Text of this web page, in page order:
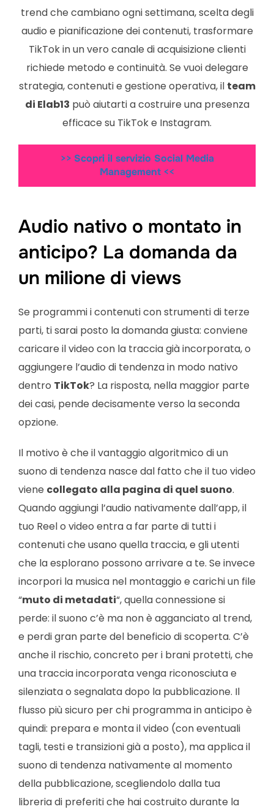
trend che cambiano ogni settimana, scelta degli
audio e pianificazione dei contenuti, trasformare
TikTok in un vero canale di acquisizione clienti
richiede metodo e continuità. Se vuoi delegare
strategia, contenuti e gestione operativa, il team
di Elab13 può aiutarti a costruire una presenza
efficace su TikTok e Instagram.
>> Scopri il servizio Social Media
Management <<
Audio nativo o montato in
anticipo? La domanda da
un milione di views
Se programmi i contenuti con strumenti di terze
parti, ti sarai posto la domanda giusta: conviene
caricare il video con la traccia già incorporata, o
aggiungere l’audio di tendenza in modo nativo
dentro TikTok? La risposta, nella maggior parte
dei casi, pende decisamente verso la seconda
opzione.
Il motivo è che il vantaggio algoritmico di un
suono di tendenza nasce dal fatto che il tuo video
viene collegato alla pagina di quel suono.
Quando aggiungi l’audio nativamente dall’app, il
tuo Reel o video entra a far parte di tutti i
contenuti che usano quella traccia, e gli utenti
che la esplorano possono arrivare a te. Se invece
incorpori la musica nel montaggio e carichi un file
“muto di metadati“, quella connessione si
perde: il suono c’è ma non è agganciato al trend,
e perdi gran parte del beneficio di scoperta. C’è
anche il rischio, concreto per i brani protetti, che
una traccia incorporata venga riconosciuta e
silenziata o segnalata dopo la pubblicazione. Il
flusso più sicuro per chi programma in anticipo è
quindi: prepara e monta il video (con eventuali
tagli, testi e transizioni già a posto), ma applica il
suono di tendenza nativamente al momento
della pubblicazione, scegliendolo dalla tua
libreria di preferiti che hai costruito durante la